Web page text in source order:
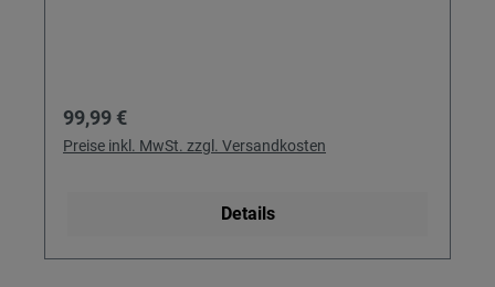
Regulärer Preis:
99,99 €
Preise inkl. MwSt. zzgl. Versandkosten
Details